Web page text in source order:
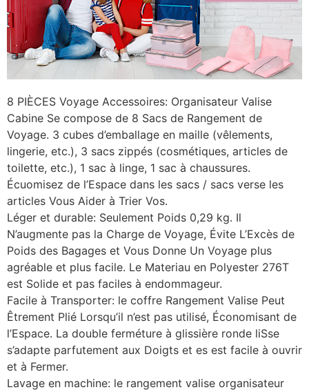
8 PIÈCES Voyage Accessoires: Organisateur Valise
Cabine Se compose de 8 Sacs de Rangement de
Voyage. 3 cubes d’emballage en maille (vêlements,
lingerie, etc.), 3 sacs zippés (cosmétiques, articles de
toilette, etc.), 1 sac à linge, 1 sac à chaussures.
Écuomisez de l’Espace dans les sacs / sacs verse les
articles Vous Aider à Trier Vos.
Léger et durable: Seulement Poids 0,29 kg. Il
N’augmente pas la Charge de Voyage, Évite L’Excès de
Poids des Bagages et Vous Donne Un Voyage plus
agréable et plus facile. Le Materiau en Polyester 276T
est Solide et pas faciles à endommageur.
Facile à Transporter: le coffre Rangement Valise Peut
Êtrement Plié Lorsqu’il n’est pas utilisé, Économisant de
l’Espace. La double ferméture à glissière ronde liSse
s’adapte parfutement aux Doigts et es est facile à ouvrir
et à Fermer.
Lavage en machine: le rangement valise organisateur